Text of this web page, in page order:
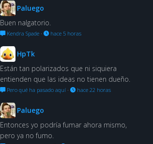
Paluego
Buen nalgatorio.
Kendra Spade · hace 5 horas
HpTk
Están tan polarizados que ni siquiera
entienden que las ideas no tienen dueño.
Pero qué ha pasado aquí · hace 22 horas
Paluego
Entonces yo podría fumar ahora mismo,
pero ya no fumo.